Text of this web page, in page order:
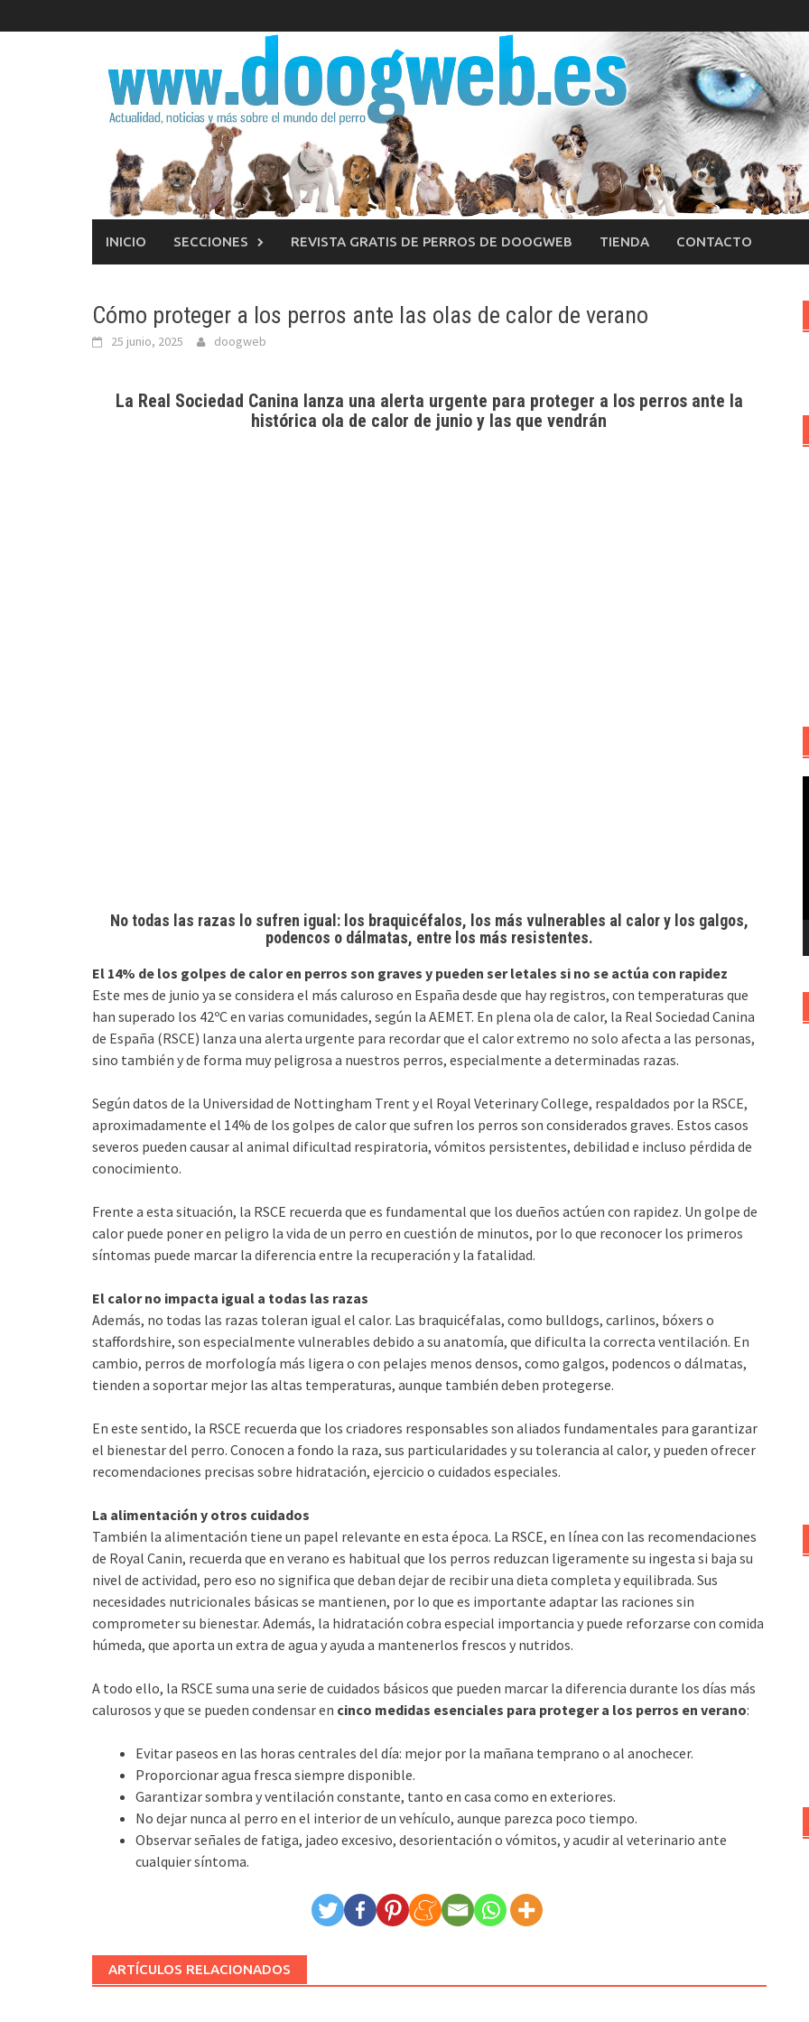
al
INICIO SECCIONES REVISTA GRATIS DE PERROS DE DOOGWEB TIENDA CONTACTO
Cómo proteger a los perros ante las olas de calor de verano
25 junio, 2025 doogweb
La Real Sociedad Canina lanza una alerta urgente para proteger a los perros ante la
histórica ola de calor de junio y las que vendrán
No todas las razas lo sufren igual: los braquicéfalos, los más vulnerables al calor y los galgos,
podencos o dálmatas, entre los más resistentes.
El 14% de los golpes de calor en perros son graves y pueden ser letales si no se actúa con rapidez
Este mes de junio ya se considera el más caluroso en España desde que hay registros, con temperaturas que
han superado los 42ºC en varias comunidades, según la AEMET. En plena ola de calor, la Real Sociedad Canina
de España (RSCE) lanza una alerta urgente para recordar que el calor extremo no solo afecta a las personas,
sino también y de forma muy peligrosa a nuestros perros, especialmente a determinadas razas.
Según datos de la Universidad de Nottingham Trent y el Royal Veterinary College, respaldados por la RSCE,
aproximadamente el 14% de los golpes de calor que sufren los perros son considerados graves. Estos casos
severos pueden causar al animal dificultad respiratoria, vómitos persistentes, debilidad e incluso pérdida de
conocimiento.
Frente a esta situación, la RSCE recuerda que es fundamental que los dueños actúen con rapidez. Un golpe de
calor puede poner en peligro la vida de un perro en cuestión de minutos, por lo que reconocer los primeros
síntomas puede marcar la diferencia entre la recuperación y la fatalidad.
El calor no impacta igual a todas las razas
Además, no todas las razas toleran igual el calor. Las braquicéfalas, como bulldogs, carlinos, bóxers o
staffordshire, son especialmente vulnerables debido a su anatomía, que dificulta la correcta ventilación. En
cambio, perros de morfología más ligera o con pelajes menos densos, como galgos, podencos o dálmatas,
tienden a soportar mejor las altas temperaturas, aunque también deben protegerse.
En este sentido, la RSCE recuerda que los criadores responsables son aliados fundamentales para garantizar
el bienestar del perro. Conocen a fondo la raza, sus particularidades y su tolerancia al calor, y pueden ofrecer
recomendaciones precisas sobre hidratación, ejercicio o cuidados especiales.
La alimentación y otros cuidados
También la alimentación tiene un papel relevante en esta época. La RSCE, en línea con las recomendaciones
de Royal Canin, recuerda que en verano es habitual que los perros reduzcan ligeramente su ingesta si baja su
nivel de actividad, pero eso no significa que deban dejar de recibir una dieta completa y equilibrada. Sus
necesidades nutricionales básicas se mantienen, por lo que es importante adaptar las raciones sin
comprometer su bienestar. Además, la hidratación cobra especial importancia y puede reforzarse con comida
húmeda, que aporta un extra de agua y ayuda a mantenerlos frescos y nutridos.
A todo ello, la RSCE suma una serie de cuidados básicos que pueden marcar la diferencia durante los días más
calurosos y que se pueden condensar en cinco medidas esenciales para proteger a los perros en verano:
Evitar paseos en las horas centrales del día: mejor por la mañana temprano o al anochecer.
Proporcionar agua fresca siempre disponible.
Garantizar sombra y ventilación constante, tanto en casa como en exteriores.
No dejar nunca al perro en el interior de un vehículo, aunque parezca poco tiempo.
Observar señales de fatiga, jadeo excesivo, desorientación o vómitos, y acudir al veterinario ante
cualquier síntoma.
ARTÍCULOS RELACIONADOS